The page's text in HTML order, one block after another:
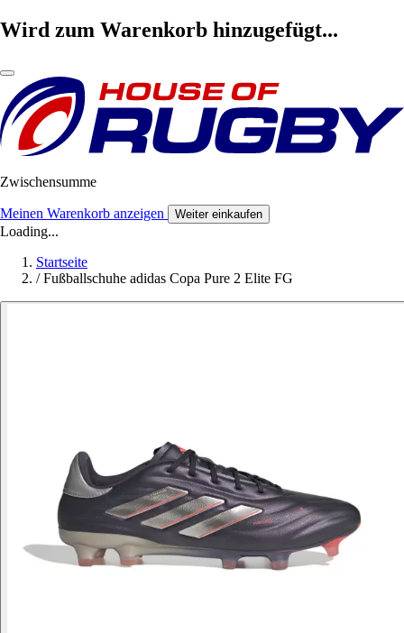
Wird zum Warenkorb hinzugefügt...
Zwischensumme
Meinen Warenkorb anzeigen Weiter einkaufen
Loading...
Startseite
/ Fußballschuhe adidas Copa Pure 2 Elite FG